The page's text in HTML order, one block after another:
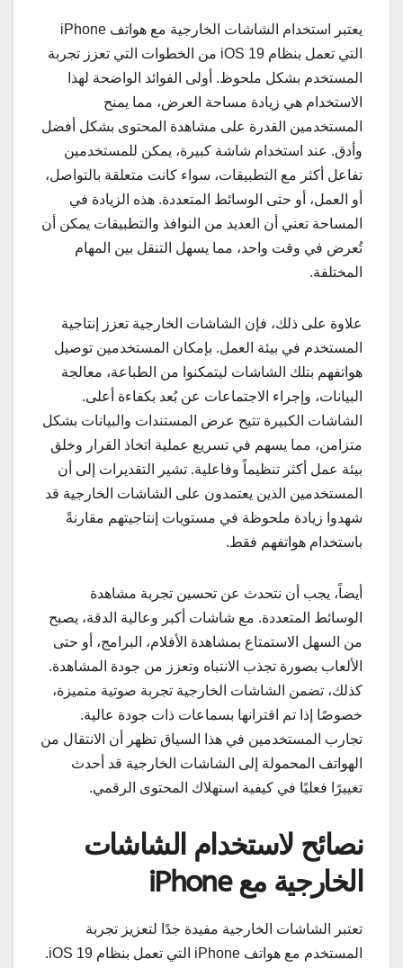
يعتبر استخدام الشاشات الخارجية مع هواتف iPhone
التي تعمل بنظام iOS 19 من الخطوات التي تعزز تجربة
المستخدم بشكل ملحوظ. أولى الفوائد الواضحة لهذا
الاستخدام هي زيادة مساحة العرض، مما يمنح
المستخدمين القدرة على مشاهدة المحتوى بشكل أفضل
وأدق. عند استخدام شاشة كبيرة، يمكن للمستخدمين
تفاعل أكثر مع التطبيقات، سواء كانت متعلقة بالتواصل،
أو العمل، أو حتى الوسائط المتعددة. هذه الزيادة في
المساحة تعني أن العديد من النوافذ والتطبيقات يمكن أن
تُعرض في وقت واحد، مما يسهل التنقل بين المهام
المختلفة.
علاوة على ذلك، فإن الشاشات الخارجية تعزز إنتاجية
المستخدم في بيئة العمل. بإمكان المستخدمين توصيل
هواتفهم بتلك الشاشات ليتمكنوا من الطباعة، معالجة
البيانات، وإجراء الاجتماعات عن بُعد بكفاءة أعلى.
الشاشات الكبيرة تتيح عرض المستندات والبيانات بشكل
متزامن، مما يسهم في تسريع عملية اتخاذ القرار وخلق
بيئة عمل أكثر تنظيماً وفاعلية. تشير التقديرات إلى أن
المستخدمين الذين يعتمدون على الشاشات الخارجية قد
شهدوا زيادة ملحوظة في مستويات إنتاجيتهم مقارنةً
باستخدام هواتفهم فقط.
أيضاً، يجب أن نتحدث عن تحسين تجربة مشاهدة
الوسائط المتعددة. مع شاشات أكبر وعالية الدقة، يصبح
من السهل الاستمتاع بمشاهدة الأفلام، البرامج، أو حتى
الألعاب بصورة تجذب الانتباه وتعزز من جودة المشاهدة.
كذلك، تضمن الشاشات الخارجية تجربة صوتية متميزة،
خصوصًا إذا تم اقترانها بسماعات ذات جودة عالية.
تجارب المستخدمين في هذا السياق تظهر أن الانتقال من
الهواتف المحمولة إلى الشاشات الخارجية قد أحدث
تغييرًا فعليًا في كيفية استهلاك المحتوى الرقمي.
نصائح لاستخدام الشاشات
الخارجية مع iPhone
تعتبر الشاشات الخارجية مفيدة جدًا لتعزيز تجربة
المستخدم مع هواتف iPhone التي تعمل بنظام iOS 19.